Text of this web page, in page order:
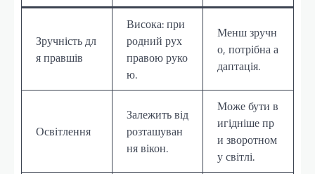
Зручність дл
я правшів
Висока: при
родний рух
правою руко
ю.
Менш зручн
о, потрібна а
даптація.
Освітлення
Залежить від
розташуван
ня вікон.
Може бути в
игідніше пр
и зворотном
у світлі.